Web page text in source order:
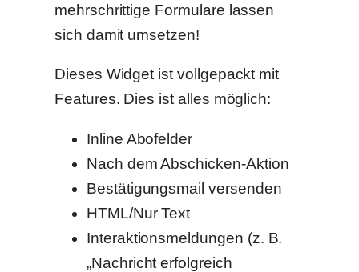
mehrschrittige Formulare lassen
sich damit umsetzen!
Dieses Widget ist vollgepackt mit
Features. Dies ist alles möglich:
Inline Abofelder
Nach dem Abschicken-Aktion
Bestätigungsmail versenden
HTML/Nur Text
Interaktionsmeldungen (z. B.
„Nachricht erfolgreich